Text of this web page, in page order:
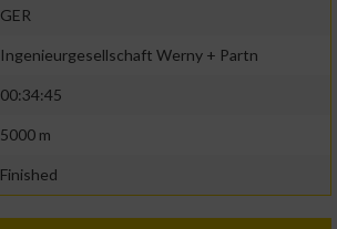
GER
Ingenieurgesellschaft Werny + Partn
00:34:45
5000 m
Finished